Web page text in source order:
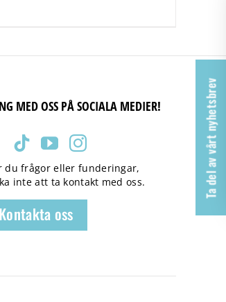
Ta del av vårt nyhetsbrev
MED OSS PÅ SOCIALA MEDIER!
du frågor eller funderingar,
inte att ta kontakt med oss.
Kontakta oss